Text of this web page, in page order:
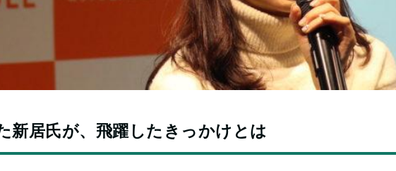
新居氏が、飛躍したきっかけとは